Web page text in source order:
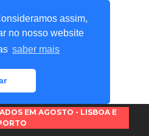
assim,
no nosso website
saber mais
EM AGOSTO - LISBOA E